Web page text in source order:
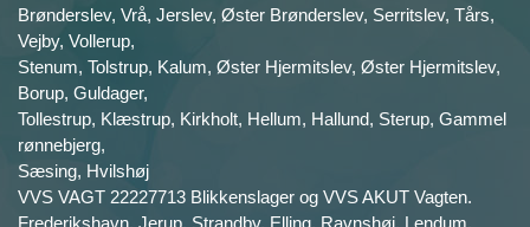
Brønderslev, Vrå, Jerslev, Øster Brønderslev, Serritslev, Tårs,
Vejby, Vollerup,
Stenum, Tolstrup, Kalum, Øster Hjermitslev, Øster Hjermitslev,
Borup, Guldager,
Tollestrup, Klæstrup, Kirkholt, Hellum, Hallund, Sterup, Gammel
rønnebjerg,
Sæsing, Hvilshøj
VVS VAGT 22227713 Blikkenslager og VVS AKUT Vagten.
Frederikshavn, Jerup, Strandby, Elling, Ravnshøj, Lendum,